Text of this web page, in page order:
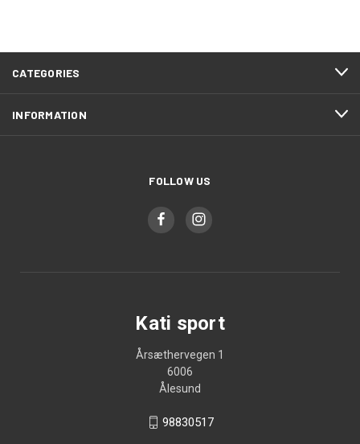
CATEGORIES
INFORMATION
FOLLOW US
Kati sport
Årsæthervegen 1
6006
Ålesund
98830517